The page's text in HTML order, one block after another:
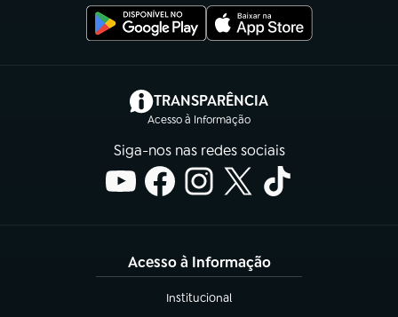
TRANSPARÊNCIA
Acesso à Informação
(abre em nova aba)
Siga-nos nas redes sociais
Acesso à Informação
Institucional
(abre em nova aba)